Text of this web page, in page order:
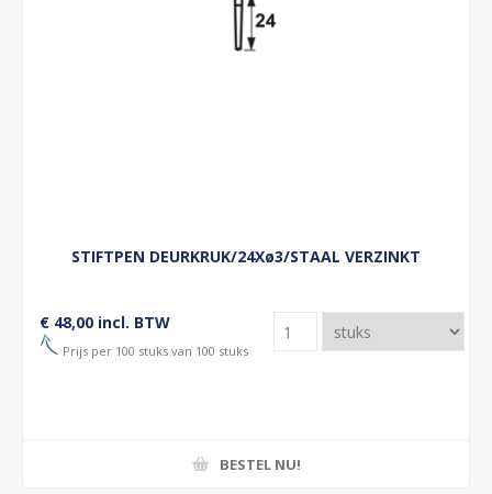
STIFTPEN DEURKRUK/24Xø3/STAAL VERZINKT
€ 48,00 incl. BTW
Prijs per 100 stuks van 100 stuks
BESTEL NU!